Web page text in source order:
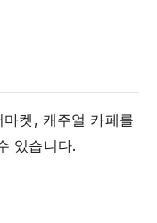
켓, 캐주얼 카페를
있습니다.